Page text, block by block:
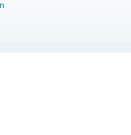
協定」簽署